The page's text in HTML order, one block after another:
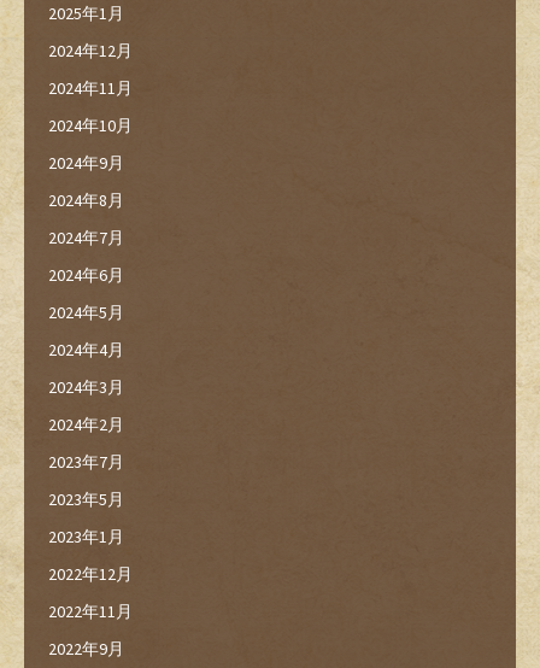
2025年1月
2024年12月
2024年11月
2024年10月
2024年9月
2024年8月
2024年7月
2024年6月
2024年5月
2024年4月
2024年3月
2024年2月
2023年7月
2023年5月
2023年1月
2022年12月
2022年11月
2022年9月